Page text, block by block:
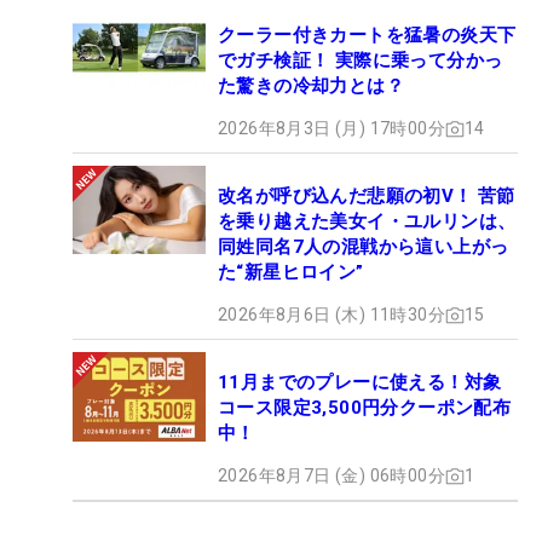
クーラー付きカートを猛暑の炎天下
でガチ検証！ 実際に乗って分かっ
た驚きの冷却力とは？
2026年8月3日 (月) 17時00分 14
改名が呼び込んだ悲願の初V！ 苦節
を乗り越えた美女イ・ユルリンは、
同姓同名7人の混戦から這い上がっ
た“新星ヒロイン”
2026年8月6日 (木) 11時30分 15
11月までのプレーに使える！対象
コース限定3,500円分クーポン配布
中！
2026年8月7日 (金) 06時00分 1